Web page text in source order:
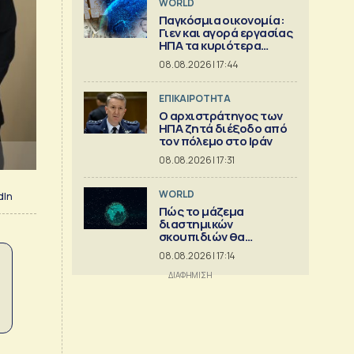
WORLD
Παγκόσμια οικονομία:
Γιεν και αγορά εργασίας
ΗΠΑ τα κυριότερα
γεγονότα
08.08.2026 | 17:44
ΕΠΙΚΑΙΡΟΤΗΤΑ
Ο αρχιστράτηγος των
ΗΠΑ ζητά διέξοδο από
τον πόλεμο στο Ιράν
08.08.2026 | 17:31
WORLD
Πώς το μάζεμα
διαστημικών
σκουπιδιών θα
μπορούσε να εξελιχθεί
σε μια μεγάλη
επιχείρηση
08.08.2026 | 17:14